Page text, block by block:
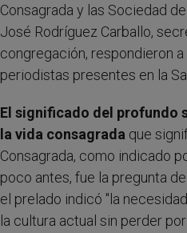
Consagrada y las Sociedad
José Rodríguez Carballo,
congregación, respondieron
periodistas presentes en la
El significado del profundo
la vida consagrada que
Consagrada, como indicado
poco antes, fue la pregunta
el prelado indicó "la
la cultura actual sin perder